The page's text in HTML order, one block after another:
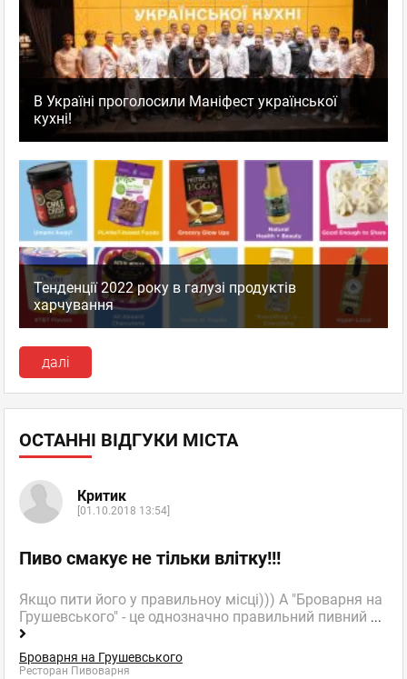
В Україні проголосили Маніфест української
кухні!
Тенденції 2022 року в галузі продуктів
харчування
далі
ОСТАННІ ВІДГУКИ МІСТА
Критик
[01.10.2018 13:54]
Пиво смакує не тільки влітку!!!
Якщо пити його у правильноу місці))) А "Броварня на
Грушевського" - це однозначно правильний пивний ...
Броварня на Грушевського
Ресторан Пивоварня